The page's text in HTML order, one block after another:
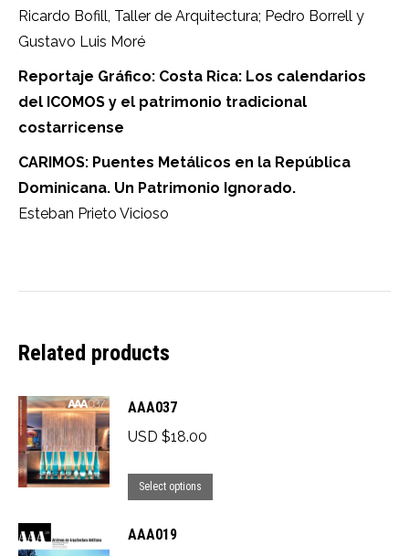
Ricardo Bofill, Taller de Arquitectura; Pedro Borrell y
Gustavo Luis Moré
Reportaje Gráfico: Costa Rica: Los calendarios
del ICOMOS y el patrimonio tradicional
costarricense
CARIMOS: Puentes Metálicos en la República
Dominicana. Un Patrimonio Ignorado.
Esteban Prieto Vicioso
Related products
AAA037
USD $18.00
Select options
AAA019